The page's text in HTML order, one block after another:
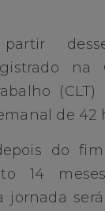
na
(CLT)
de 42
do fim
14
jornada